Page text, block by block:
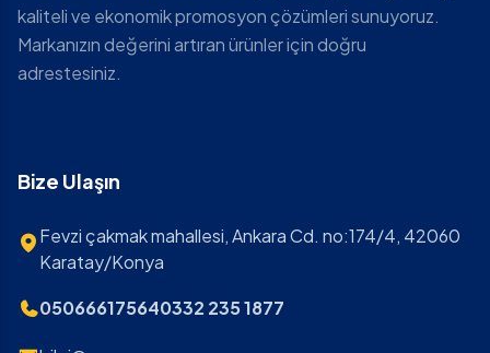
kaliteli ve ekonomik promosyon çözümleri sunuyoruz.
Markanızın değerini artıran ürünler için doğru
adrestesiniz.
Bize Ulaşın
Fevzi çakmak mahallesi, Ankara Cd. no:174/4, 42060
Karatay/Konya
050666175640332 235 1877